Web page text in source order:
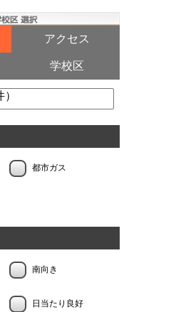
アクセス
学校区
都市ガス
南向き
日当たり良好